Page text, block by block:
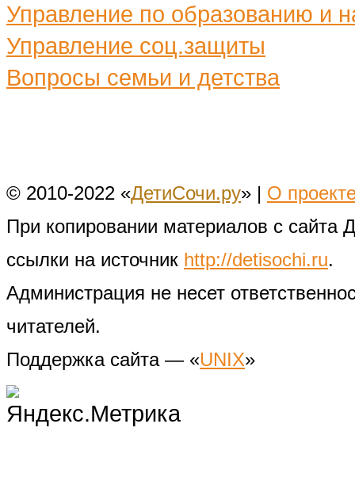
Управление по образованию и
Управление соц.защиты
Вопросы семьи и детства
© 2010-2022 «ДетиСочи.ру» | О
При копировании материалов с сайта
ссылки на источник http://detisochi.ru.
Администрация не несет
читателей.
Поддержка сайта — «UNIX»